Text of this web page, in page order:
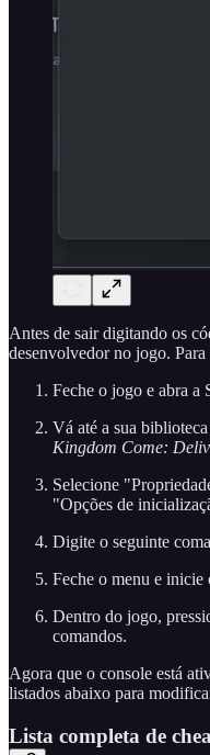
Antes de sair digitando os
desenvolvedor no jogo. Para
Feche o jogo e abra a
Vá até a sua
Kingdom Come:
Selecione
"Opções de
Digite o seguinte
Feche o menu e inicie
Dentro do jogo,
comandos.
Agora que o console está
listados abaixo para
Lista completa de